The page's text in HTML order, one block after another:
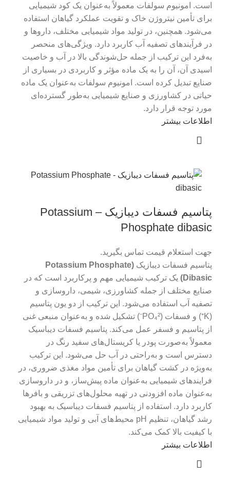
است. امونیوم سولفات معمولاً به‌عنوان یک کود شیمیایی
برای تأمین نیتروژن خاک و تقویت عملکرد گیاهان استفاده
می‌شود. همچنین، در تولید مواد شیمیایی مختلف، داروها و
در فرآیندهای تصفیه آب کاربرد دارد. ویژگی‌های منحصر
به‌فرد این ترکیب از جمله حل‌شوندگی بالا در آب و خاصیت
اسیدی آن، آن را به یک ماده مؤثر و کاربردی در بسیاری از
صنایع تبدیل کرده است. امونیوم سولفات به‌عنوان یک ماده
حیاتی در کشاورزی و صنایع شیمیایی به‌طور گسترده‌ای
مورد توجه قرار دارد.
اطلاعات بیشتر
پتاسیم فسفات دیبازیک – Potassium
Phosphate dibasic
جهت استعلام قیمت تماس بگیرید.
پتاسیم فسفات دیبازیک (Potassium Phosphate
Dibasic)
یک ترکیب شیمیایی مهم و پرکاربرد است که در
صنایع مختلف از جمله کشاورزی، شیمی، داروسازی و
تصفیه آب استفاده می‌شود. این ترکیب از دو یون پتاسیم
(K⁺) و فسفات (PO₄²⁻) تشکیل شده و به‌عنوان منبعی غنی
از پتاسیم و فسفر عمل می‌کند. پتاسیم فسفات دیباسیک
معمولاً به‌صورت پودر یا کریستال‌های سفید رنگ در
دسترس است و به‌راحتی در آب حل می‌شود. این ترکیب
به‌ویژه در کشت گیاهان برای تأمین مواد مغذی ضروری، در
فرایندهای شیمیایی به‌عنوان ماده پیش‌ساز، و در داروسازی
به‌عنوان ماده افزودنی در تهیه محلول‌های تزریقی و بافرها
کاربرد دارد. استفاده از پتاسیم فسفات دیباسیک به بهبود
رشد گیاهان، تنظیم pH محیط‌های آبی و تولید مواد شیمیایی
با کیفیت بالا کمک می‌کند.
اطلاعات بیشتر